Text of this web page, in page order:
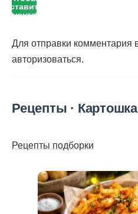
оставить
Для отправки комментария
авторизоваться.
Рецепты ·
Рецепты подборки